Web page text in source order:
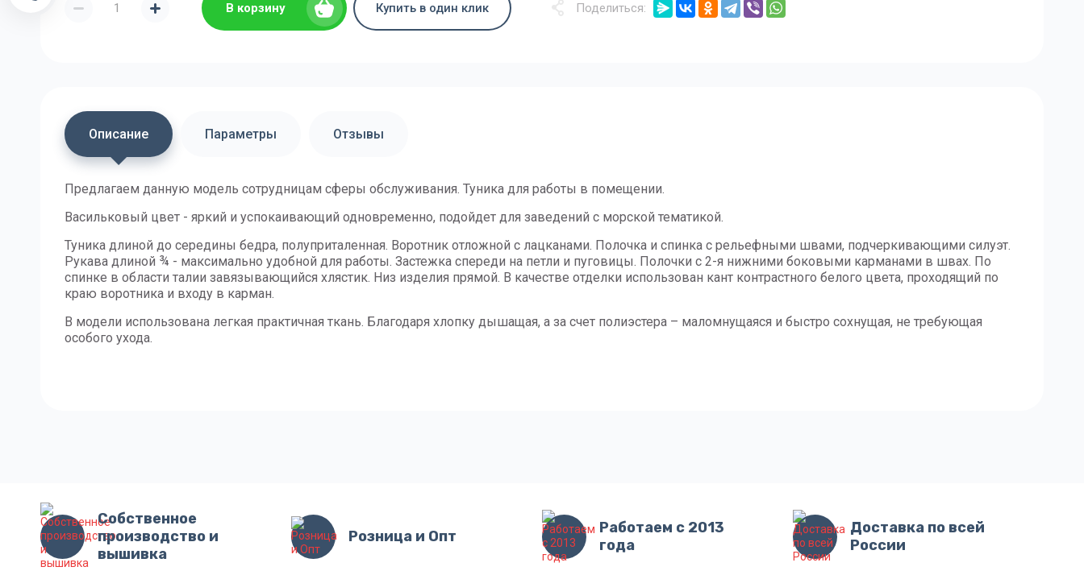
В корзину Купить в один клик Поделиться:
Описание Параметры Отзывы
Предлагаем данную модель сотрудницам сферы обслуживания. Туника для работы в помещении.
Васильковый цвет - яркий и успокаивающий одновременно, подойдет для заведений с морской тематикой.
Туника длиной до середины бедра, полуприталенная. Воротник отложной с лацканами. Полочка и спинка с рельефными швами, подчеркивающими силуэт.
Рукава длиной ¾ - максимально удобной для работы. Застежка спереди на петли и пуговицы. Полочки с 2-я нижними боковыми карманами в швах. По
спинке в области талии завязывающийся хлястик. Низ изделия прямой. В качестве отделки использован кант контрастного белого цвета, проходящий по
краю воротника и входу в карман.
В модели использована легкая практичная ткань. Благодаря хлопку дышащая, а за счет полиэстера – маломнущаяся и быстро сохнущая, не требующая
особого ухода.
Собственное
производство и
вышивка
Розница и Опт
Работаем с 2013
года
Доставка по всей
России